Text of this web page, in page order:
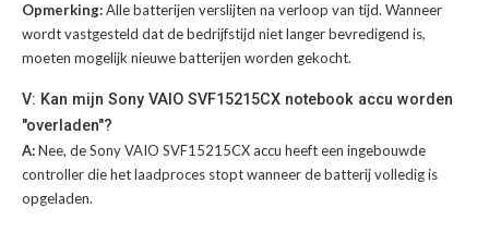
Opmerking:Alle batterijen verslijten na verloop van tijd. Wanneer
wordt vastgesteld dat de bedrijfstijd niet langer bevredigend is,
moeten mogelijk nieuwe batterijen worden gekocht.
V: Kan mijn Sony VAIO SVF15215CX notebook accu worden
"overladen"?
A:Nee, de Sony VAIO SVF15215CX accu heeft een ingebouwde
controller die het laadproces stopt wanneer de batterij volledig is
opgeladen.